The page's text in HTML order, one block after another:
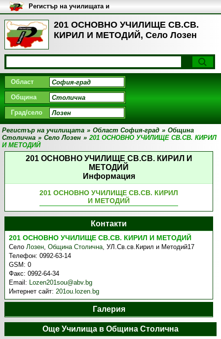
201 ОСНОВНО УЧИЛИЩЕ СВ.СВ.
КИРИЛ И МЕТОДИЙ, Село Лозен
Регистър на училищата и
университетите в България
Област
Община
Град/село
Регистър на училищата » Област София-град » Община
Столична » Село Лозен » 201 ОСНОВНО УЧИЛИЩЕ СВ.СВ. КИРИЛ
И МЕТОДИЙ
201 ОСНОВНО УЧИЛИЩЕ СВ.СВ. КИРИЛ И
МЕТОДИЙ
Информация
201 ОСНОВНО УЧИЛИЩЕ СВ.СВ. КИРИЛ
И МЕТОДИЙ
Контакти
201 ОСНОВНО УЧИЛИЩЕ СВ.СВ. КИРИЛ И МЕТОДИЙ
СелоЛозен,Община Столична,УЛ.Св.св.Кирил и Методий17
Телефон:0992-63-14
GSM:0
Факс:0992-64-34
Email: Lozen201sou@abv.bg
Интернет сайт:201ou.lozen.bg
Галерия
Още Училища в Община Столична